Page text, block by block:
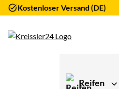
Kostenloser Versand (DE)
Reifen